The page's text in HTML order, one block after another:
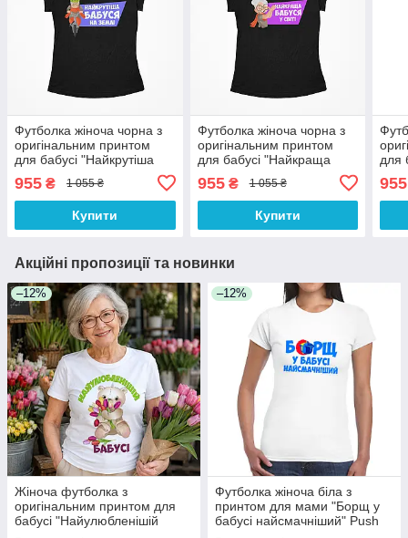
Футболка жіноча чорна з
оригінальним принтом
для бабусі "Найкрутіша
бабуся на землі" Push IT
955 ₴ 1 055 ₴
Купити
Футболка жіноча чорна з
оригінальним принтом
для бабусі "Найкраща
955₴ 1 055 ₴
Купити
для
955
Акційні пропозиції та новинки
–12%
Жіноча футболка з
оригінальним принтом для
бабусі "Найулюбленішій
–12%
Футболка жіноча біла з
принтом для мами "Борщ у
бабусі найсмачніший" Push